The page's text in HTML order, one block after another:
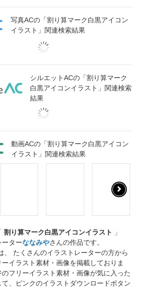
写真ACの「割り算マーク白黒アイコン
イラスト」関連検索結果
シルエットACの「割り算マーク
白黒アイコンイラスト」関連検索
結果
動画ACの「割り算マーク白黒アイコン
イラスト」関連検索結果
割り算マーク白黒アイコンイラスト
」
ーターななみやさんの作品です。
、 たくさんのイラストレーターの方から
イラスト素材・画像を掲載しておりま
フリーイラスト素材・画像が気に入った
て、ピンクのイラストダウンロードボタン